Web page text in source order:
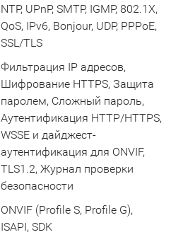
NTP, UPnP, SMTP, IGMP, 802.1X,
QoS, IPv6, Bonjour, UDP, PPPoE,
SSL/TLS
Фильтрация IP адресов,
Шифрование HTTPS, Защита
паролем, Сложный пароль,
Аутентификация HTTP/HTTPS,
WSSE и дайджест-
аутентификация для ONVIF,
TLS1.2, Журнал проверки
безопасности
ONVIF (Profile S, Profile G),
ISAPI, SDK